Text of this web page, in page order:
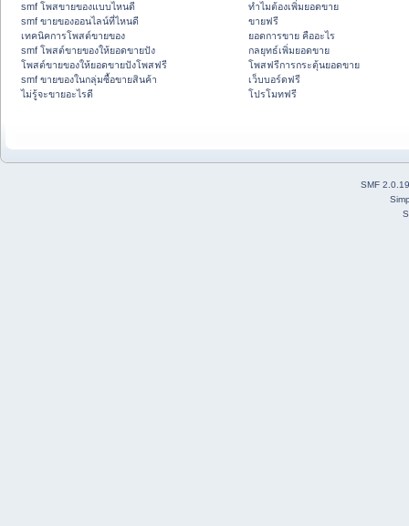
smf โพสขายของแบบไหนดี
smf ขายของออนไลน์ที่ไหนดี
เทคนิคการโพสต์ขายของ
smf โพสต์ขายของให้ยอดขายปัง
โพสต์ขายของให้ยอดขายปังโพสฟรี
smf ขายของในกลุ่มซื้อขายสินค้า
ไม่รู้จะขายอะไรดี
ทำไมต้องเพิ่มยอดขาย
ขายฟรี
ยอดการขาย คืออะไร
กลยุทธ์เพิ่มยอดขาย
โพสฟรีการกระตุ้นยอดขาย
เว็บบอร์ดฟรี
โปรโมทฟรี
SMF 2.0.19